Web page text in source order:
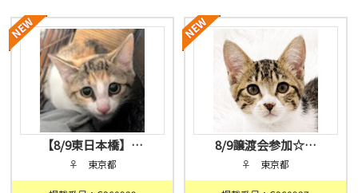
【8/9東日本橋】…
♀ 東京都
8/9譲渡会参加☆…
♀ 東京都